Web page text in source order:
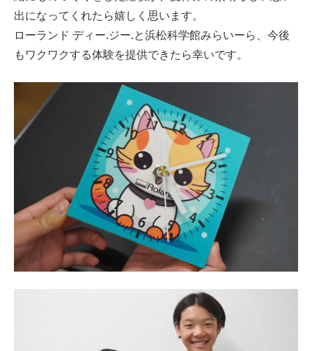
出になってくれたら嬉しく思います。
ローランド ディー.ジー.と浜松科学館みらいーら、今後
もワクワクする体験を提供できたら幸いです。